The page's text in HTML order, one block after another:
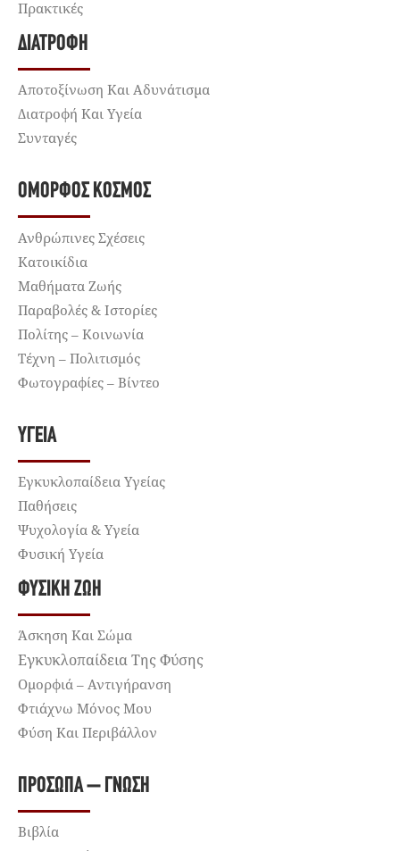
Πρακτικές
ΔΙΑΤΡΟΦΉ
Αποτοξίνωση Και Αδυνάτισμα
Διατροφή Και Υγεία
Συνταγές
ΌΜΟΡΦΟΣ ΚΌΣΜΟΣ
Ανθρώπινες Σχέσεις
Κατοικίδια
Μαθήματα Ζωής
Παραβολές & Ιστορίες
Πολίτης – Κοινωνία
Τέχνη – Πολιτισμός
Φωτογραφίες – Βίντεο
ΥΓΕΊΑ
Εγκυκλοπαίδεια Υγείας
Παθήσεις
Ψυχολογία & Υγεία
Φυσική Υγεία
ΦΥΣΙΚΉ ΖΩΉ
Άσκηση Και Σώμα
Εγκυκλοπαίδεια Της Φύσης
Ομορφιά – Αντιγήρανση
Φτιάχνω Μόνος Μου
Φύση Και Περιβάλλον
ΠΡΌΣΩΠΑ – ΓΝΏΣΗ
Βιβλία